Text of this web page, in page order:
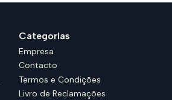
Categorias
Empresa
Contacto
Termos e Condições
Livro de Reclamações